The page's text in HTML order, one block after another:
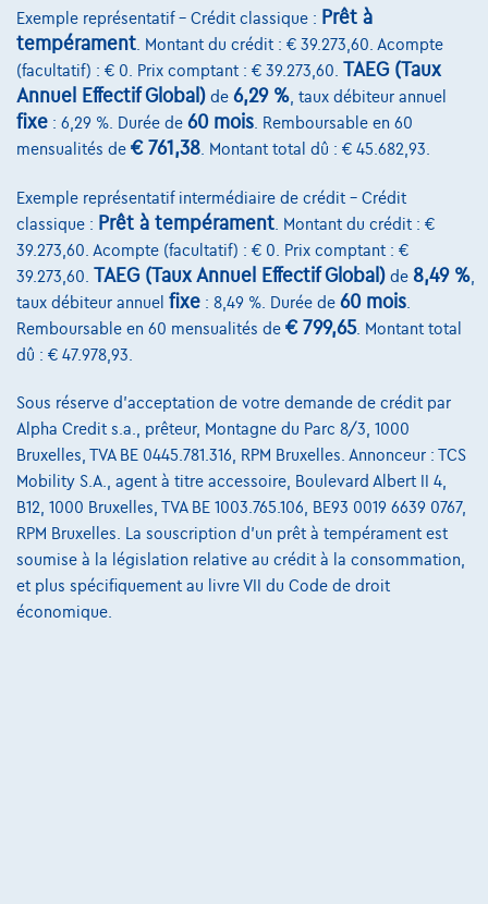
Comparer
Voir le véhicule
Opel Astra Sports Tourer1.2 turbo gs 130
04/2025
33.935 km Essence Manuelle 96 kW ( 130 CV )
€20.999 1
Exemple représentatif – Crédit classique : Prêt à
tempérament . Montant du crédit : € 39.273,60. Acompte
(facultatif) : € 0. Prix comptant : € 39.273,60. TAEG (Taux
Annuel Effectif Global) de 6,29 % , taux débiteur annuel
fixe : 6,29 %. Durée de 60 mois . Remboursable en 60
mensualités de € 761,38 . Montant total dû : € 45.682,93.
Exemple représentatif intermédiaire de crédit – Crédit
classique : Prêt à tempérament . Montant du crédit : €
39.273,60. Acompte (facultatif) : € 0. Prix comptant : €
39.273,60. TAEG (Taux Annuel Effectif Global) de 8,49 %
taux débiteur annuel fixe : 8,49 %. Durée de 60 mois
Remboursable en 60 mensualités de € 799,65. Montant total
dû : € 47.978,93.
Sous réserve d'acceptation de votre demande de crédit par
Alpha Credit s.a., prêteur, Montagne du Parc 8/3, 1000
Bruxelles, TVA BE 0445.781.316, RPM Bruxelles. Annonceur : TCS
Mobility S.A., agent à titre accessoire, Boulevard Albert II 4,
B12, 1000 Bruxelles, TVA BE 1003.765.106, BE93 0019 6639 0767,
RPM Bruxelles. La souscription d'un prêt à tempérament est
soumise à la législation relative au crédit à la consommation,
et plus spécifiquement au livre VII du Code de droit
économique.